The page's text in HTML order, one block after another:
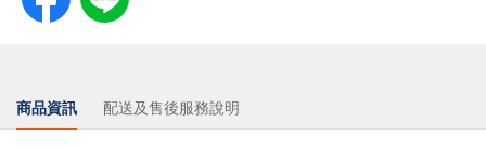
商品資訊 配送及售後服務說明